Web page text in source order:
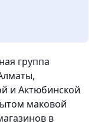
группа
и Актюбинской
маковой
в